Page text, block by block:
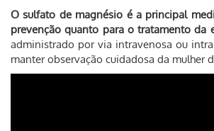
O sulfato de magnésio é a principal
prevenção quanto para o tratamento da
administrado por via intravenosa ou
manter observação cuidadosa da mulher